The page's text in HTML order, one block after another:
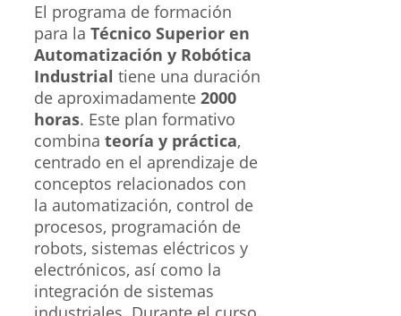
El programa de formación
para la Técnico Superior en
Automatización y Robótica
Industrial tiene una duración
de aproximadamente 2000
horas. Este plan formativo
combina teoría y práctica,
centrado en el aprendizaje de
conceptos relacionados con
la automatización, control de
procesos, programación de
robots, sistemas eléctricos y
electrónicos, así como la
integración de sistemas